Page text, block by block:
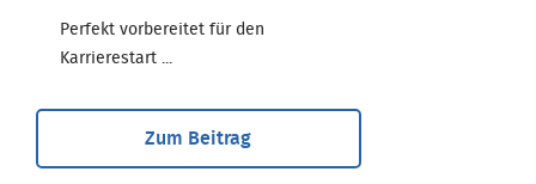
Perfekt vorbereitet für den
Karrierestart ...
Zum Beitrag